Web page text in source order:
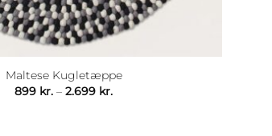
Maltese Kugletæppe
899 kr. – 2.699 kr.Prisinterval: